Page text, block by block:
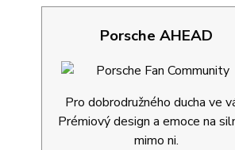
Porsche AHEAD
Pro dobrodružného ducha ve
Prémiový design a emoce na
mimo ni.